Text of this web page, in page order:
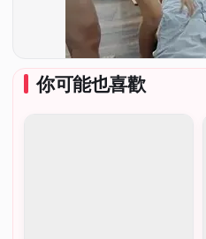
你可能也喜歡